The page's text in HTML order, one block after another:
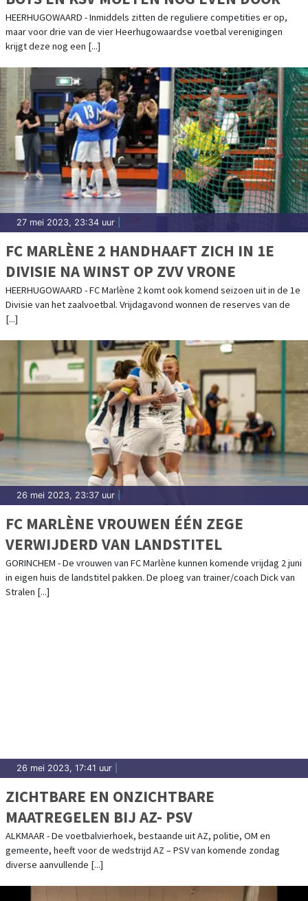
HEERHUGOWAARD - Inmiddels zitten de reguliere competities er op,
maar voor drie van de vier Heerhugowaardse voetbal verenigingen
krijgt deze nog een [...]
27 mei 2023, 23:34 uur
FC MARLÈNE 2 HANDHAAFT ZICH IN 1E
DIVISIE NA WINST OP ZVV VRONE
HEERHUGOWAARD - FC Marlène 2 komt ook komend seizoen uit in de 1e
Divisie van het zaalvoetbal. Vrijdagavond wonnen de reserves van de
[...]
26 mei 2023, 23:37 uur
FC MARLÈNE VROUWEN ÉÉN ZEGE
VERWIJDERD VAN LANDSTITEL
GORINCHEM - De vrouwen van FC Marlène kunnen komende vrijdag 2 juni
in eigen huis de landstitel pakken. De ploeg van trainer/coach Dick van
Stralen [...]
26 mei 2023, 17:41 uur
ZICHTBARE EN ONZICHTBARE
MAATREGELEN BIJ AZ- PSV
ALKMAAR - De voetbalvierhoek, bestaande uit AZ, politie, OM en
gemeente, heeft voor de wedstrijd AZ – PSV van komende zondag
diverse aanvullende [...]